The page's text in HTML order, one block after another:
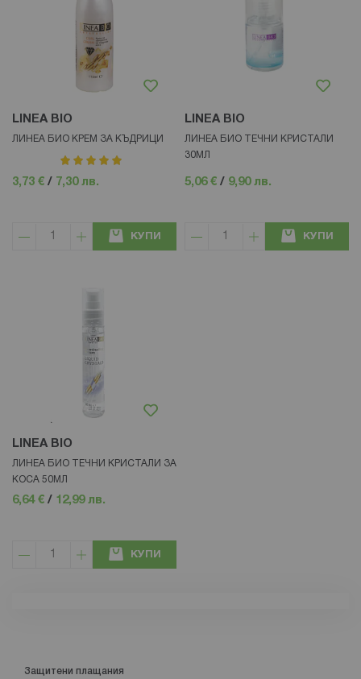
LINEA BIO
ЛИНЕА БИО КРЕМ ЗА КЪДРИЦИ
рейтинг:
3,73 € / 7,30 лв.
КУПИ
LINEA BIO
ЛИНЕА БИО ТЕЧНИ КРИСТАЛИ
30МЛ
5,06 € / 9,90 лв.
КУПИ
LINEA BIO
ЛИНЕА БИО ТЕЧНИ КРИСТАЛИ ЗА
КОСА 50МЛ
6,64 € / 12,99 лв.
КУПИ
Защитени плащания